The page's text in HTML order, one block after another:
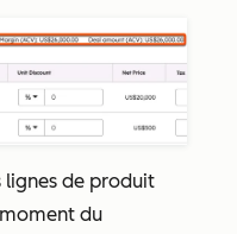
lignes de produit
du